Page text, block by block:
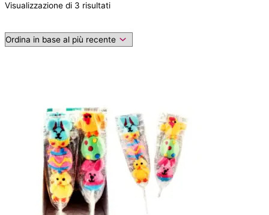
Visualizzazione di 3 risultati